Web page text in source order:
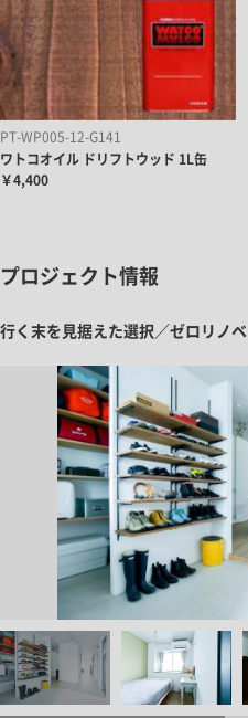
PT-WP005-12-G141
ワトコオイル ドリフトウッド 1L缶
￥4,400
プロジェクト情報
行く末を見据えた選択／ゼロリノベ